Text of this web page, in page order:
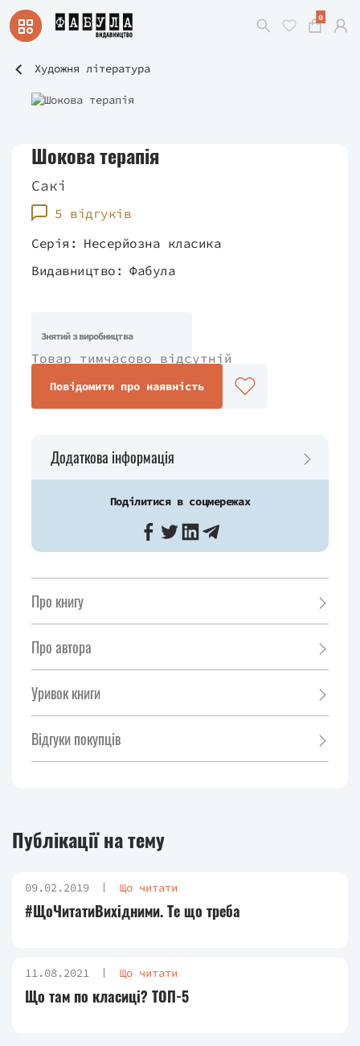
0
Художня література
Шокова терапія
Сакі
5 відгуків
Серія: Несерйозна класика
Видавництво: Фабула
Знятий з виробництва
Товар тимчасово відсутній
Повідомити про наявність
Додаткова інформація
Поділитися в соцмережах
Про книгу
Про автора
Уривок книги
Відгуки покупців
Публікації на тему
09.02.2019 Що читати
#ЩоЧитатиВихідними. Те що треба
11.08.2021 Що читати
Що там по класиці? ТОП-5